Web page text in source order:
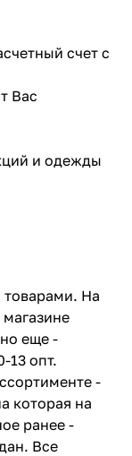
счет с
Вас
и одежды
товарами. На
еще -
13 опт.
-
которая на
ранее -
Все